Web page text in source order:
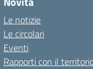
Le notizie
Le circolari
Eventi
Rapporti con il